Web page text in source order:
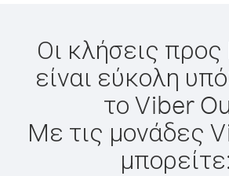
Οι κλήσεις προς
είναι εύκολη
το Viber
Με τις μονάδες